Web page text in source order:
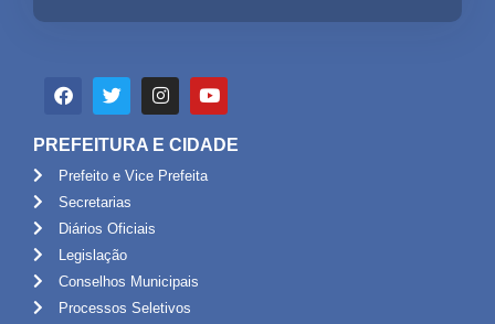
PREFEITURA E CIDADE
Prefeito e Vice Prefeita
Secretarias
Diários Oficiais
Legislação
Conselhos Municipais
Processos Seletivos